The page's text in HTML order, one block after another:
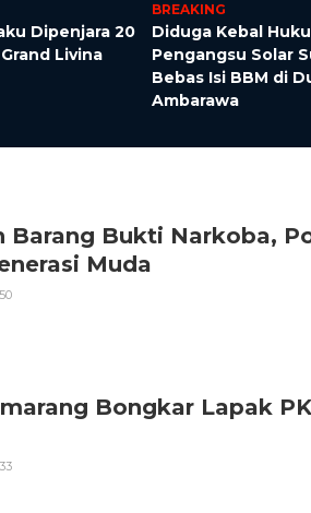
Dipenjara 20
Livina
BREAKING
Diduga Kebal
Pengangsu Solar
Bebas Isi BBM di
Ambarawa
Barang Bukti Narkoba,
Muda
Bongkar Lapak